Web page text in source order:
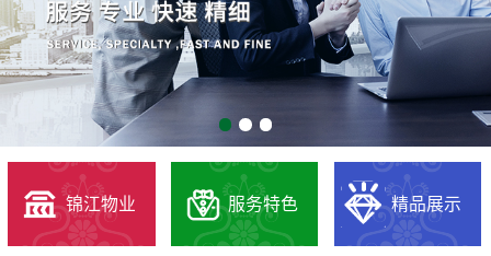
锦江物业 服务特色 精品展示